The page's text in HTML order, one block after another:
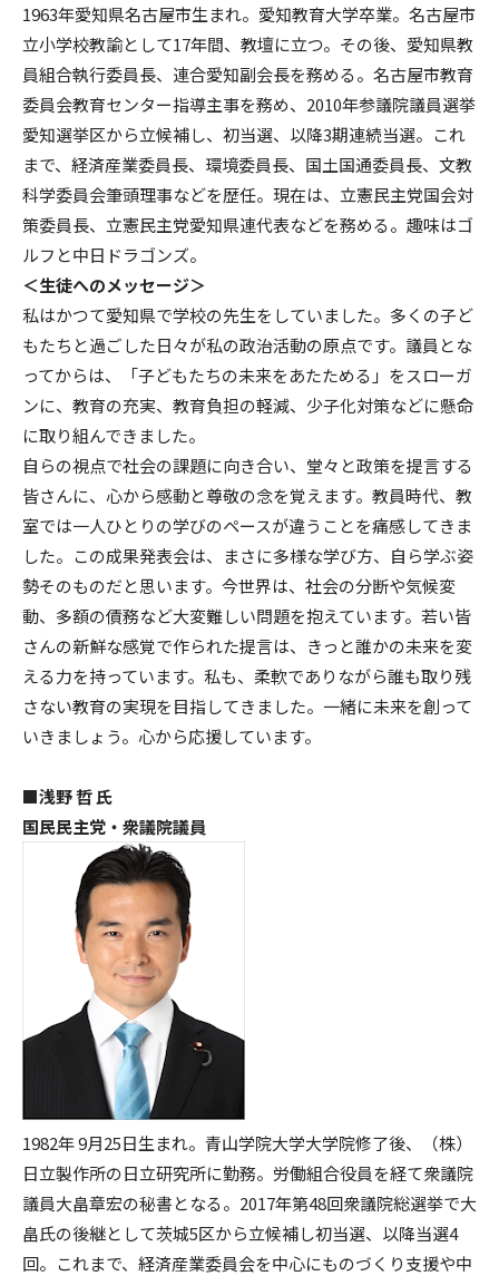
1963年愛知県名古屋市生まれ。愛知教育大学卒業。名古屋市
立小学校教諭として17年間、教壇に立つ。その後、愛知県教
員組合執行委員長、連合愛知副会長を務める。名古屋市教育
委員会教育センター指導主事を務め、2010年参議院議員選挙
愛知選挙区から立候補し、初当選、以降3期連続当選。これ
まで、経済産業委員長、環境委員長、国土国通委員長、文教
科学委員会筆頭理事などを歴任。現在は、立憲民主党国会対
策委員長、立憲民主党愛知県連代表などを務める。趣味はゴ
ルフと中日ドラゴンズ。
＜生徒へのメッセージ＞
私はかつて愛知県で学校の先生をしていました。多くの子ど
もたちと過ごした日々が私の政治活動の原点です。議員とな
ってからは、「子どもたちの未来をあたためる」をスローガ
ンに、教育の充実、教育負担の軽減、少子化対策などに懸命
に取り組んできました。
自らの視点で社会の課題に向き合い、堂々と政策を提言する
皆さんに、心から感動と尊敬の念を覚えます。教員時代、教
室では一人ひとりの学びのペースが違うことを痛感してきま
した。この成果発表会は、まさに多様な学び方、自ら学ぶ姿
勢そのものだと思います。今世界は、社会の分断や気候変
動、多額の債務など大変難しい問題を抱えています。若い皆
さんの新鮮な感覚で作られた提言は、きっと誰かの未来を変
える力を持っています。私も、柔軟でありながら誰も取り残
さない教育の実現を目指してきました。一緒に未来を創って
いきましょう。心から応援しています。
■浅野 哲 氏
国民民主党・衆議院議員
1982年 9月25日生まれ。青山学院大学大学院修了後、（株）
日立製作所の日立研究所に勤務。労働組合役員を経て衆議院
議員大畠章宏の秘書となる。2017年第48回衆議院総選挙で大
畠氏の後継として茨城5区から立候補し初当選、以降当選4
回。これまで、経済産業委員会を中心にものづくり支援や中